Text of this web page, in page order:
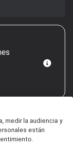
medir la audiencia y
están